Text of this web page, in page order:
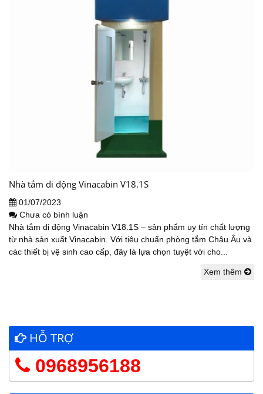
Nhà tắm di động Vinacabin V18.1S
01/07/2023
Chưa có bình luận
Nhà tắm di động Vinacabin V18.1S – sản phẩm uy tín chất lượng
từ nhà sản xuất Vinacabin. Với tiêu chuẩn phòng tắm Châu Âu và
các thiết bị vệ sinh cao cấp, đây là lựa chọn tuyệt vời cho...
Xem thêm
HỖ TRỢ
0968956188